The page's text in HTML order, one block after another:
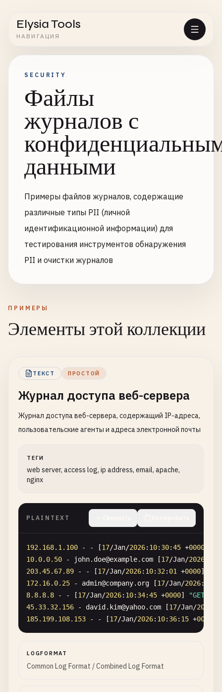
Elysia Tools
НАВИГАЦИЯ
SECURITY
Файлы
журналов с
данными
Примеры файлов журналов, содержащие
различные типы PII (личной
идентификационной информации) для
тестирования инструментов обнаружения
PII и очистки журналов
ПРИМЕРЫ
Элементы этой коллекции
ТЕКСТ ПРОСТОЙ
Журнал доступа веб-сервера
Журнал доступа веб-сервера, содержащий IP-адреса,
пользовательские агенты и адреса электронной почты
ТЕГИ
web server, access log, ip address, email, apache,
nginx
PLAINTEXT
192.168. 1.100 - - [17/Jan/2026: 10: 30:45 +0000
10.0. 0.50 - john. doe@example. com [17/Jan/2026
203.45. 67.89 - - [17/Jan/2026: 10: 32 : 01 +0000]
172.16. 0.25 - admin@company. org [17/Jan/2026:
8.8. 8.8 - - [17/Jan/2026: 10: 34:45 +0000]
"GET /
45.33. 32.156 - david . kim@yahoo. com [17/Jan/2026
185.199. 108.153 - - [17/Jan/2026: 10: 36: 15 +0000
LOGFORMAT
Common Log Format / Combined Log Format